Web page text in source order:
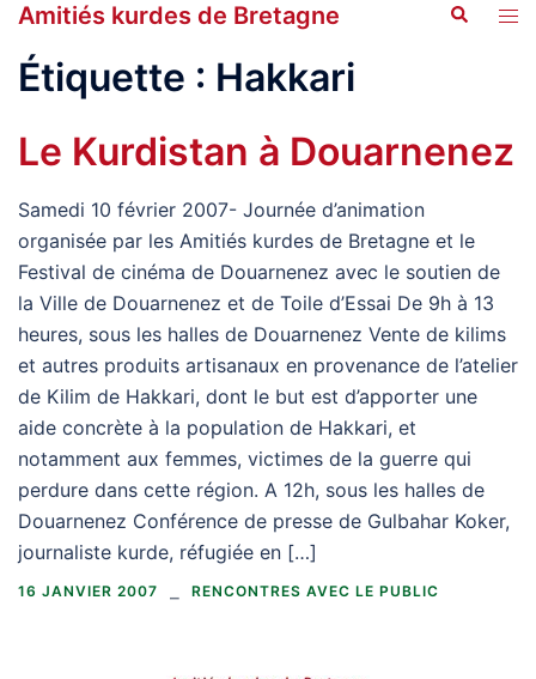
Aller
contenu
Amitiés kurdes de Bretagne
Étiquette : Hakkari
Le Kurdistan à Douarnenez
Samedi 10 février 2007- Journée d’animation
organisée par les Amitiés kurdes de Bretagne et le
Festival de cinéma de Douarnenez avec le soutien de
la Ville de Douarnenez et de Toile d’Essai De 9h à 13
heures, sous les halles de Douarnenez Vente de kilims
et autres produits artisanaux en provenance de l’atelier
de Kilim de Hakkari, dont le but est d’apporter une
aide concrète à la population de Hakkari, et
notamment aux femmes, victimes de la guerre qui
perdure dans cette région. A 12h, sous les halles de
Douarnenez Conférence de presse de Gulbahar Koker,
journaliste kurde, réfugiée en […]
16 JANVIER 2007 RENCONTRES AVEC LE PUBLIC